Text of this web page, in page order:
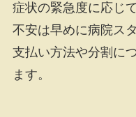
症状の緊急度に応じ
不安は早めに病院ス
支払い方法や分割に
ます。